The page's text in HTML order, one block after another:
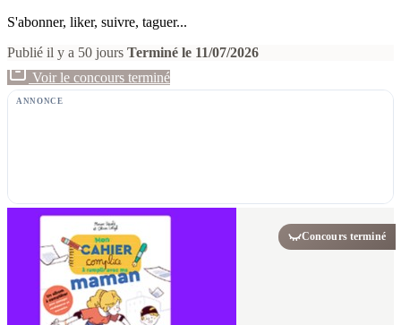
S'abonner, liker, suivre, taguer...
Publié il y a 50 jours Terminé le 11/07/2026
Voir le concours terminé
ANNONCE
Concours terminé